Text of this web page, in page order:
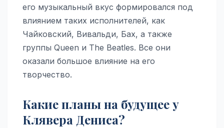
его музыкальный вкус формировался под
влиянием таких исполнителей, как
Чайковский, Вивальди, Бах, а также
группы Queen и The Beatles. Все они
оказали большое влияние на его
творчество.
Какие планы на будущее у
Клявера Дениса?